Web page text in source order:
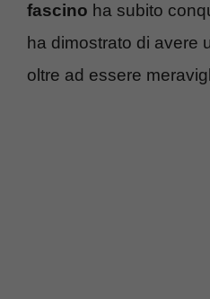
fascino ha subito
ha dimostrato di avere
oltre ad essere